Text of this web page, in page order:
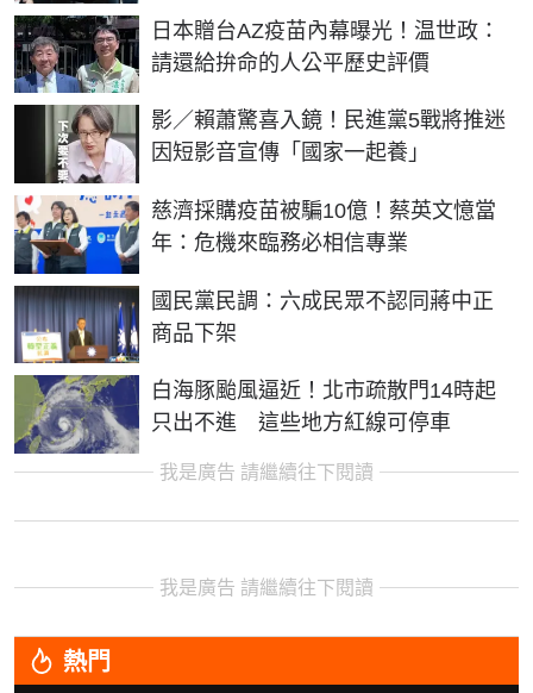
日本贈台AZ疫苗內幕曝光！温世政：
請還給拚命的人公平歷史評價
影／賴蕭驚喜入鏡！民進黨5戰將推迷
因短影音宣傳「國家一起養」
慈濟採購疫苗被騙10億！蔡英文憶當
年：危機來臨務必相信專業
國民黨民調：六成民眾不認同蔣中正
商品下架
白海豚颱風逼近！北市疏散門14時起
只出不進 這些地方紅線可停車
我是廣告 請繼續往下閱讀
我是廣告 請繼續往下閱讀
熱門